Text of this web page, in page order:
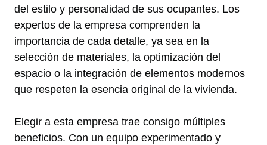
del estilo y personalidad de sus ocupantes. Los
expertos de la empresa comprenden la
importancia de cada detalle, ya sea en la
selección de materiales, la optimización del
espacio o la integración de elementos modernos
que respeten la esencia original de la vivienda.
Elegir a esta empresa trae consigo múltiples
beneficios. Con un equipo experimentado y